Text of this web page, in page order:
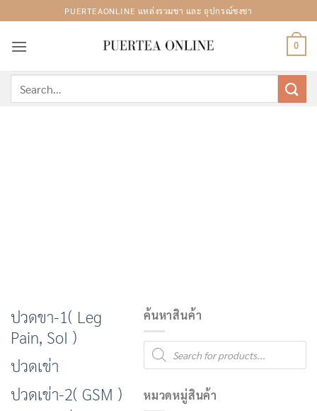
to
content
PUERTEAONLINE แหล่งรวมชา และ อุปกรณ์ชงชา
0
for:
ปวดขา-1( Leg
Pain, SoI )
ปวดเข่า
ปวดเข่า-2( GSM )
ค้นหาสินค้า
Products
search
หมวดหมู่สินค้า